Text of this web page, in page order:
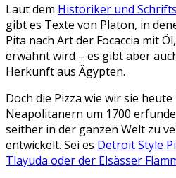
Laut dem Historiker und
gibt es Texte von Platon, in
Pita nach Art der Focaccia mit
erwähnt wird – es gibt aber
Herkunft aus Ägypten.
Doch die Pizza wie wir sie
Neapolitanern um 1700
seither in der ganzen Welt zu
entwickelt. Sei es Detroit Style
Tlayuda oder der Elsässer